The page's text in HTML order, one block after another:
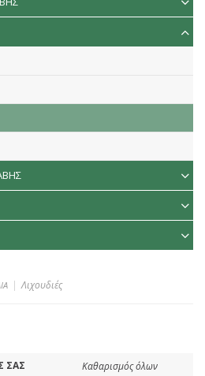
Λιχουδιές
ΣΑΣ Καθαρισμός όλων